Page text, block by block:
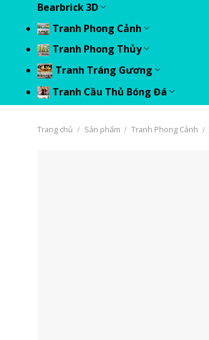
Bearbrick 3D
Tranh Phong Cảnh
Tranh Phong Thủy
Tranh Tráng Gương
Tranh Cầu Thủ Bóng Đá
Trang chủ / Sản phẩm / Tranh Phong Cảnh /